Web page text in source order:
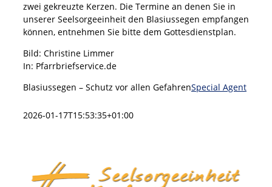
zwei gekreuzte Kerzen. Die Termine an denen Sie in
unserer Seelsorgeeinheit den Blasiussegen empfangen
können, entnehmen Sie bitte dem Gottesdienstplan.
Bild: Christine Limmer
In: Pfarrbriefservice.de
Blasiussegen – Schutz vor allen GefahrenSpecial Agent
2026-01-17T15:53:35+01:00